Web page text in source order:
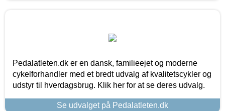
Pedalatleten.dk er en dansk, familieejet og moderne
cykelforhandler med et bredt udvalg af kvalitetscykler og
udstyr til hverdagsbrug. Klik her for at se deres udvalg.
Se udvalget på Pedalatleten.dk